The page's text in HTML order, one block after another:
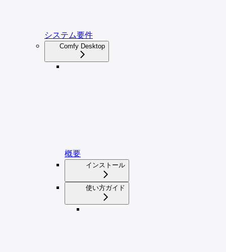
システム要件
Comfy Desktop
概要
インストール
使い方ガイド